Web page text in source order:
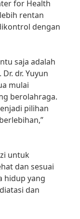
for Health
rentan
dengan
saja adalah
dr. Yuyun
mulai
berolahraga.
pilihan
untuk
dan sesuai
hidup yang
dan